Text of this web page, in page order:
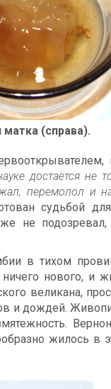
(справа).
достаётся не
перемолол и
судьбой для
не
в тихом
нового, и
великана,
и дождей.
жилось